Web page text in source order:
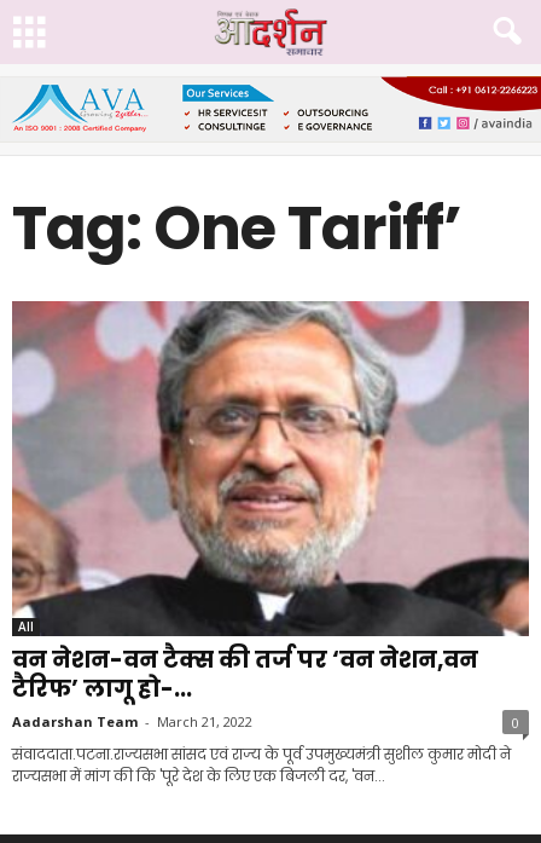
Tag: One Tariff’
All
वन नेशन-वन टैक्स की तर्ज पर ‘वन नेशन,वन
टैरिफ’ लागू हो-...
Aadarshan Team - March 21, 2022 0
संवाददाता.पटना.राज्यसभा सांसद एवं राज्य के पूर्व उपमुख्यमंत्री सुशील कुमार मोदी ने
राज्यसभा में मांग की कि 'पूरे देश के लिए एक बिजली दर, 'वन...